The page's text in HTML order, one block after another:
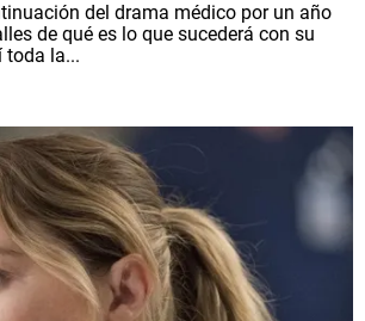
del drama médico por un año
de qué es lo que sucederá con su
toda la...